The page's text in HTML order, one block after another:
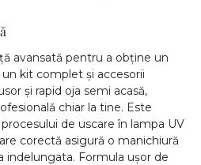
avansată pentru a obține un
kit complet și accesorii
și rapid oja semi acasă,
chiar la tine. Este
de uscare în lampa UV
corectă asigură o manichiură
indelungata. Formula ușor de